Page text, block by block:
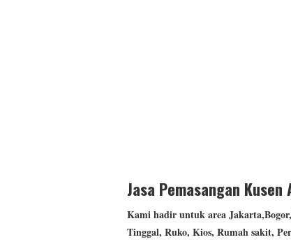
Jasa Pemasangan
Kami hadir untuk area
Tinggal, Ruko, Kios, Rumah sakit,